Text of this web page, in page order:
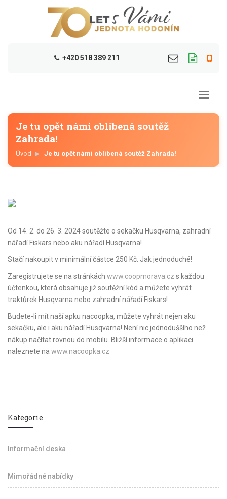
+420 518 389 211
Je tu opět námi oblíbená soutěž
Zahrada!
Úvod Je tu opět námi oblíbená soutěž Zahrada!
Od 14. 2. do 26. 3. 2024 soutěžte o sekačku Husqvarna, zahradní
nářadí Fiskars nebo aku nářadí Husqvarna!
Stačí nakoupit v minimální částce 250 Kč. Jak jednoduché!
Zaregistrujete se na stránkách www.coopmorava.cz s každou
účtenkou, která obsahuje již soutěžní kód a můžete vyhrát
traktůrek Husqvarna nebo zahradní nářadí Fiskars!
Budete-li mít naší apku nacoopka, můžete vyhrát nejen aku
sekačku, ale i aku nářadí Husqvarna! Není nic jednoduššího než
nákup načítat rovnou do mobilu. Bližší informace o aplikaci
naleznete na www.nacoopka.cz
Kategorie
Informační deska
Mimořádné nabídky